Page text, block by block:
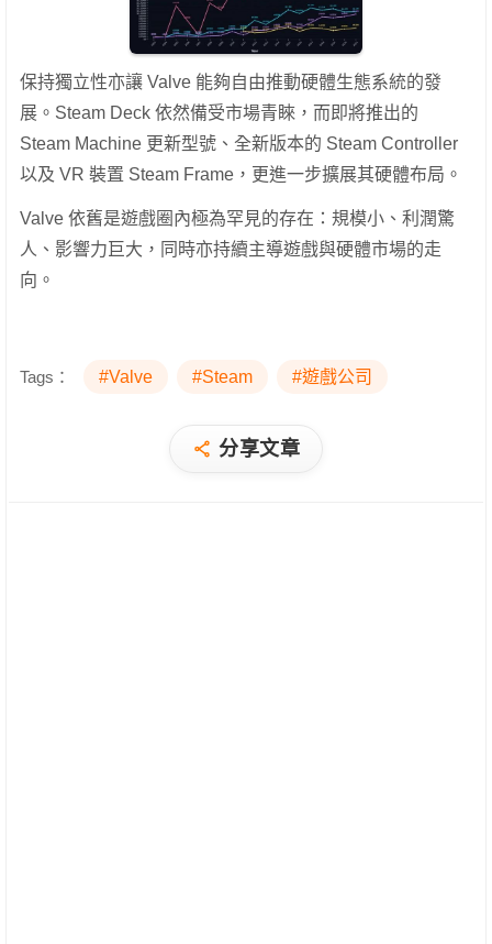
保持獨立性亦讓 Valve 能夠自由推動硬體生態系統的發
展。Steam Deck 依然備受市場青睞，而即將推出的
Steam Machine 更新型號、全新版本的 Steam Controller
以及 VR 裝置 Steam Frame，更進一步擴展其硬體布局。
Valve 依舊是遊戲圈內極為罕見的存在：規模小、利潤驚
人、影響力巨大，同時亦持續主導遊戲與硬體市場的走
向。
Tags： #Valve #Steam #遊戲公司
分享文章